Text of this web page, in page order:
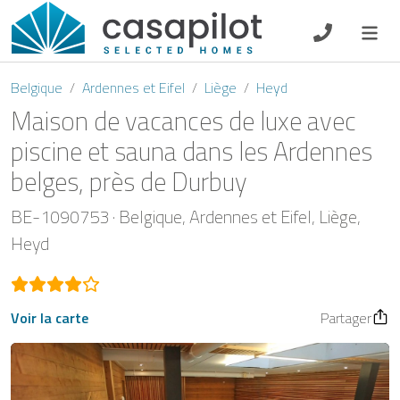
DE EN ES FR
Petit-déjeuner
Chèque-cadeau
Belgique Ardennes et Eifel Liège Heyd
Maison de vacances de luxe avec
piscine et sauna dans les Ardennes
belges, près de Durbuy
BE-1090753 Belgique Ardennes et Eifel Liège
Heyd
Voir la carte Partager